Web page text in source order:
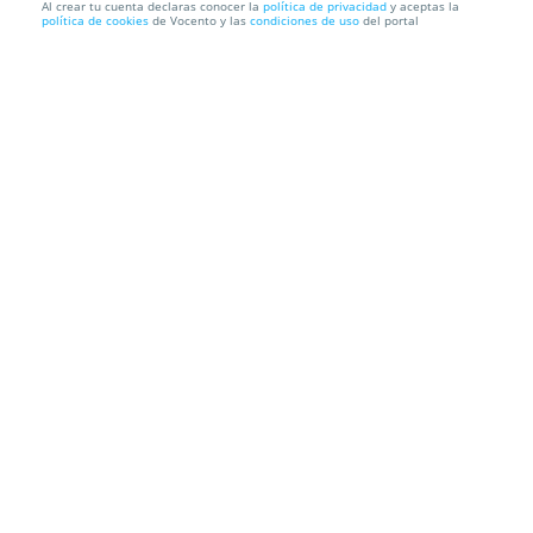
Entradas Circo Las Vegas - Utrera
Al crear tu cuenta declaras conocer la política de privacidad y aceptas la
política de cookies de Vocento y las condiciones de uso del portal